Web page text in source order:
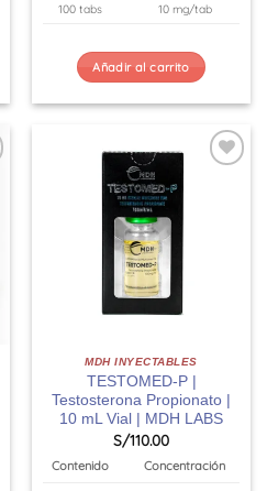
100 tabs 10 mg/tab
Añadir al carrito
MDH INYECTABLES
TESTOMED-P |
Testosterona Propionato |
10 mL Vial | MDH LABS
S/110.00
Contenido Concentración